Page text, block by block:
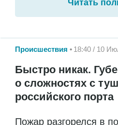
Читать
Происшествия 18:40 / 10
Быстро никак.
о сложностях с
российского порта
Пожар разгорелся в